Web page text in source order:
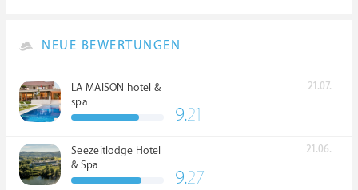
NEUE BEWERTUNGEN
LA MAISON hotel &
spa
21.07.
9.21
Seezeitlodge Hotel
& Spa
21.06.
9.27